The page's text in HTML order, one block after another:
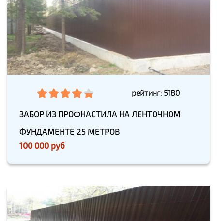
рейтинг: 5180
ЗАБОР ИЗ ПРОФНАСТИЛА НА ЛЕНТОЧНОМ
ФУНДАМЕНТЕ 25 МЕТРОВ
100 000 руб